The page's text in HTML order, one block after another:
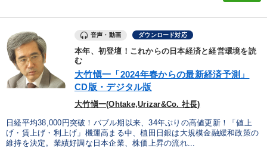
音声・動画 ダウンロード対応
本年、初登壇！これからの日本経済と経営環境を読
む
大竹愼一「2024年春からの最新経済予測」
CD版・デジタル版
大竹愼一(Ohtake,Urizar&Co. 社長)
日経平均38,000円突破！バブル期以来、34年ぶりの高値更新！「値上
げ・賃上げ・利上げ」機運高まる中、植田日銀は大規模金融緩和政策の
維持を決定。業績好調な日本企業、株価上昇の流れ...